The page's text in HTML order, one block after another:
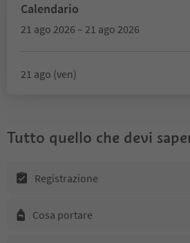
Calendario
21 ago 2026 – 21 ago 2026
21 ago (ven)
Tutto quello che devi
Registrazione
Cosa portare